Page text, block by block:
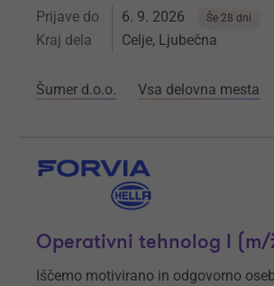
Prijave do 6. 9. 2026 Še 28 dni
Kraj dela Celje, Ljubečna
Šumer d.o.o. Vsa delovna mesta
Operativni tehnolog I (m/
Iščemo motivirano in odgovorno